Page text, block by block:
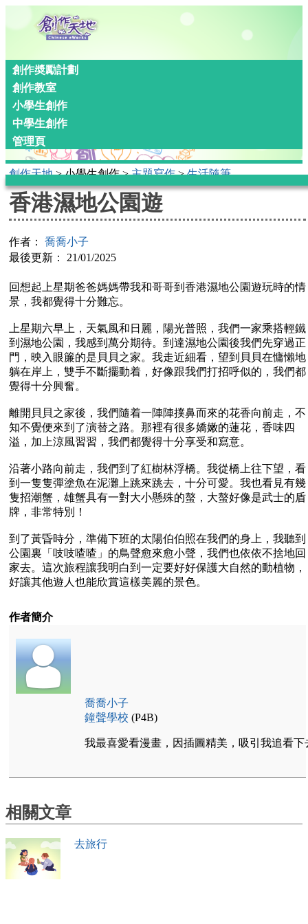
創作奬勵計劃
創作教室
小學生創作
中學生創作
管理頁
創作天地> 小學生創作 >主題寫作>生活隨筆
香港濕地公園遊
作者： 喬喬小子
最後更新： 21/01/2025
回想起上星期爸爸媽媽帶我和哥哥到香港濕地公園遊玩時的情
景，我都覺得十分難忘。
上星期六早上，天氣風和日麗，陽光普照，我們一家乘搭輕鐵
到濕地公園，我感到萬分期待。到達濕地公園後我們先穿過正
門，映入眼簾的是貝貝之家。我走近細看，望到貝貝在慵懶地
躺在岸上，雙手不斷擺動着，好像跟我們打招呼似的，我們都
覺得十分興奮。
離開貝貝之家後，我們隨着一陣陣撲鼻而來的花香向前走，不
知不覺便來到了演替之路。那裡有很多嬌嫩的蓮花，香味四
溢，加上涼風習習，我們都覺得十分享受和寫意。
沿著小路向前走，我們到了紅樹林浮橋。我從橋上往下望，看
到一隻隻彈塗魚在泥灘上跳來跳去，十分可愛。我也看見有幾
隻招潮蟹，雄蟹具有一對大小懸殊的螯，大螯好像是武士的盾
牌，非常特別！
到了黃昏時分，準備下班的太陽伯伯照在我們的身上，我聽到
公園裏「吱吱喳喳」的鳥聲愈來愈小聲，我們也依依不捨地回
家去。這次旅程讓我明白到一定要好好保護大自然的動植物，
好讓其他遊人也能欣賞這樣美麗的景色。
作者簡介
喬喬小子
鐘聲學校 (P4B)
我最喜愛看漫畫，因插圖精美，吸引我追看下
相關文章
去旅行